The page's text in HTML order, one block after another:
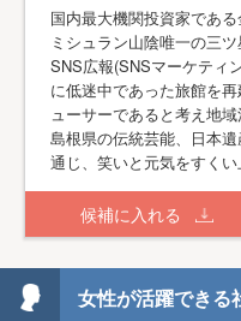
国内最大機関投資家であ
ミシュラン山陰唯一の三
SNS広報(SNSマーケティ
に低迷中であった旅館を
ューサーであると考え地
島根県の伝統芸能、日本
通じ、笑いと元気をすくい
候補に入れる
女性が活躍できる